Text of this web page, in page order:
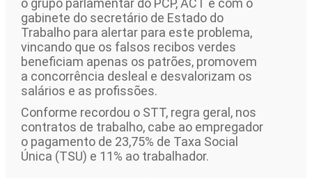
o grupo parlamentar do PCP, ACT e com o
gabinete do secretário de Estado do
Trabalho para alertar para este problema,
vincando que os falsos recibos verdes
beneficiam apenas os patrões, promovem
a concorrência desleal e desvalorizam os
salários e as profissões.
Conforme recordou o STT, regra geral, nos
contratos de trabalho, cabe ao empregador
o pagamento de 23,75% de Taxa Social
Única (TSU) e 11% ao trabalhador.